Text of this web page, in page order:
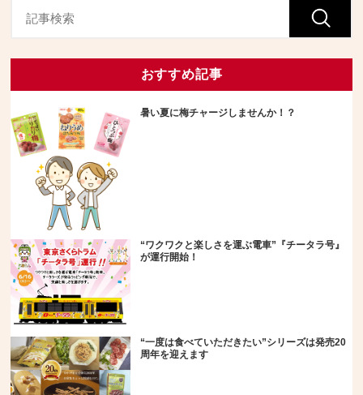
おすすめ記事
暑い夏に梅チャージしませんか！？
“ワクワクと楽しさを運ぶ電車”『チータラ号』
が運行開始！
“一度は食べていただきたい”シリーズは発売20
周年を迎えます